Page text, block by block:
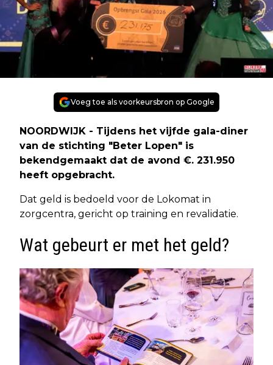
Voeg toe als voorkeursbron op Google
NOORDWIJK - Tijdens het vijfde gala-diner
van de stichting "Beter Lopen" is
bekendgemaakt dat de avond €. 231.950
heeft opgebracht.
Dat geld is bedoeld voor de Lokomat in
zorgcentra, gericht op training en revalidatie.
Wat gebeurt er met het geld?